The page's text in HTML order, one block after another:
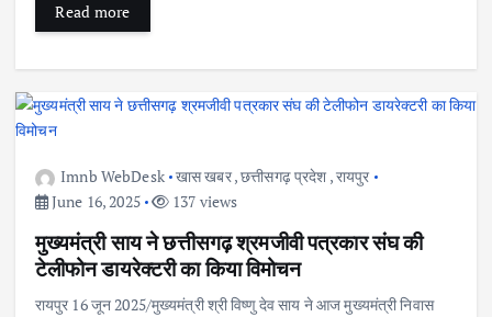
Read more
Imnb WebDesk खास खबर,छत्तीसगढ़ प्रदेश ,रायपुर
June 16, 2025
137 views
मुख्यमंत्री साय ने छत्तीसगढ़ श्रमजीवी पत्रकार संघ की
टेलीफोन डायरेक्टरी का किया विमोचन
रायपुर 16 जून 2025/मुख्यमंत्री श्री विष्णु देव साय ने आज मुख्यमंत्री निवास